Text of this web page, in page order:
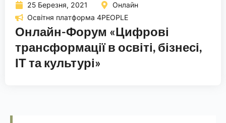
25 Березня, 2021
Онлайн
Освітня платформа 4PEOPLE
Онлайн-Форум «Цифрові
трансформації в освіті, бізнесі,
ІТ та культурі»